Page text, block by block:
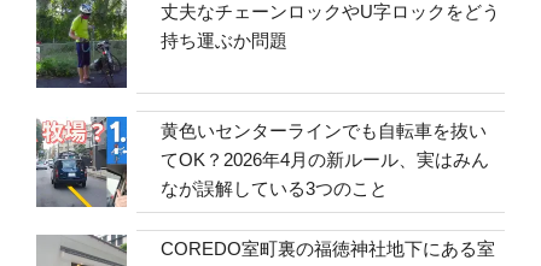
丈夫なチェーンロックやU字ロックをどう
持ち運ぶか問題
黄色いセンターラインでも自転車を抜い
てOK？2026年4月の新ルール、実はみん
なが誤解している3つのこと
COREDO室町裏の福徳神社地下にある室